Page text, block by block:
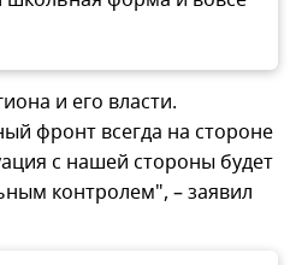
и его власти.
фронт всегда на стороне
с нашей стороны будет
контролем", – заявил